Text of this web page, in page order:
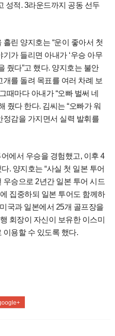
성적. 3라운드까지 공동 선두
린 양지호는 “운이 좋아서 첫
가 들리면 아내가 ‘우승 아무
줬다”고 했다. 양지호는 불안
를 돌려 목표를 여러 차례 보
때마다 아내가 “오빠 벌써 네
줬다 한다. 김씨는 “오빠가 워
정감을 가지면서 실력 발휘를
에서 우승을 경험했고, 이후 4
. 양지호는 “사실 첫 일본 투어
우승으로 2년간 일본 투어 시드
집중하되 일본 투어도 함께하
국과 일본에서 25개 골프장을
회장이 자신이 보유한 이스미
이용할 수 있도록 했다.